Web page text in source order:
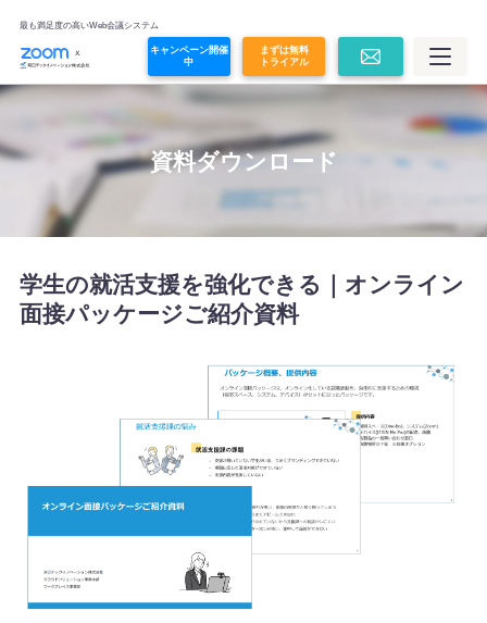
最も満足度の高いWeb会議システム
まずは無料
トライアル
キャンペーン開催
中
Zoom Contact Center
Zoom Revenue Accelerator
その他コラボレーションツール
導入事例
資料・イベント
資料ダウンロード
資料ダウンロード
学生の就活支援を強化できる｜オンライン
面接パッケージご紹介資料